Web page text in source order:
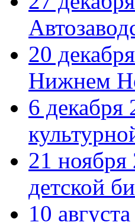
20
Нижнем
6
21 ноября
детской
10